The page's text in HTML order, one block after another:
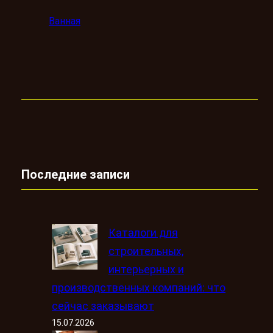
Ванная
Последние записи
Каталоги для
строительных,
интерьерных и
производственных компаний: что
сейчас заказывают
15.07.2026